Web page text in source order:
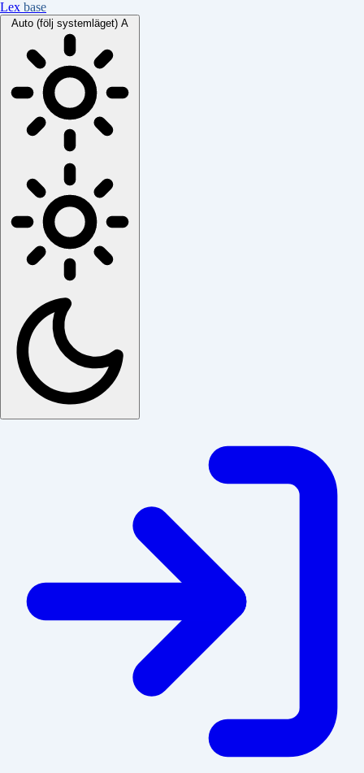
Lex base
Auto (följ systemläget) A